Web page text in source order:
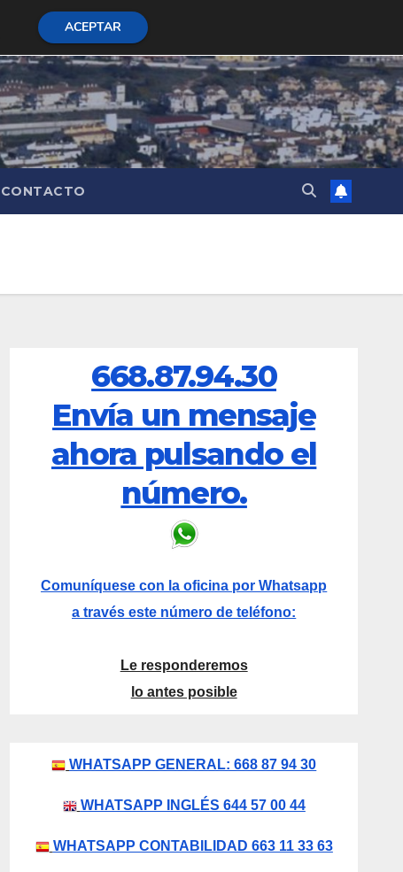
CONTACTO
668.87.94.30
Envía un mensaje
ahora pulsando el
número.
Comuníquese con la oficina por Whatsapp
a través este número de teléfono:
Le responderemos
lo antes posible
WHATSAPP GENERAL: 668 87 94 30
WHATSAPP INGLÉS 644 57 00 44
WHATSAPP CONTABILIDAD 663 11 33 63
ACEPTAR